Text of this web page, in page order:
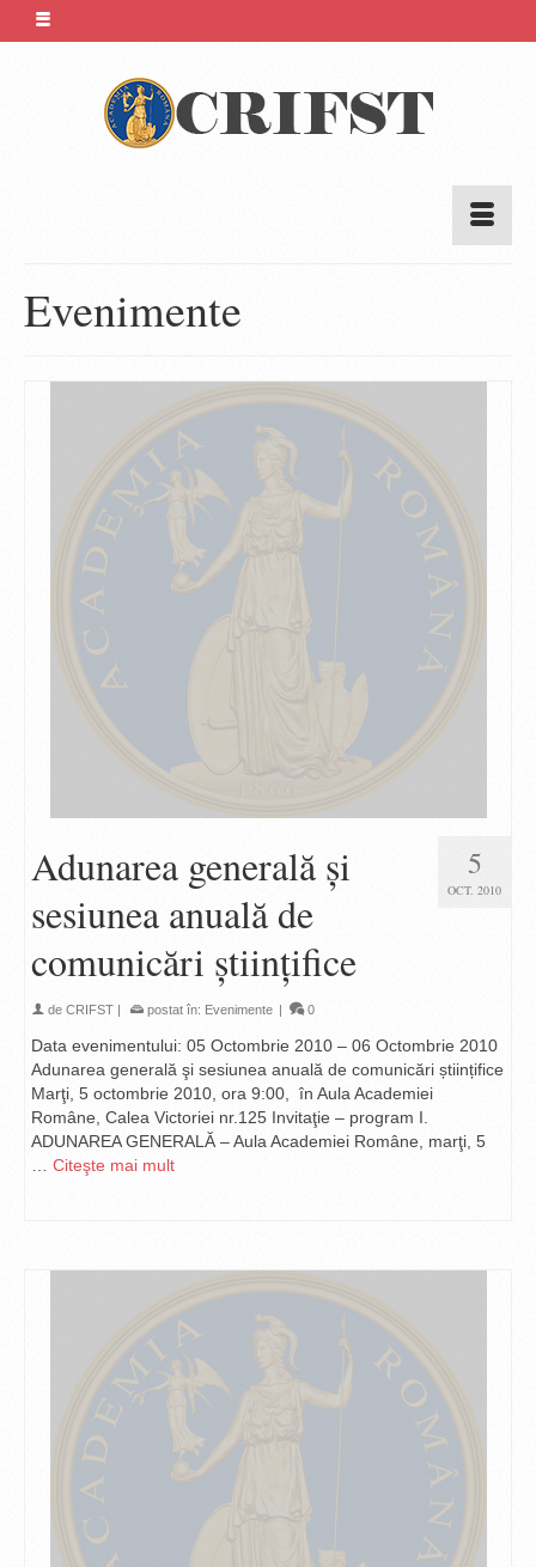
Evenimente
5
OCT. 2010
Adunarea generală şi
sesiunea anuală de
comunicări ştiinţifice
de CRIFST | postat în: Evenimente | 0
Data evenimentului: 05 Octombrie 2010 – 06 Octombrie 2010
Adunarea generală şi sesiunea anuală de comunicări științifice
Marţi, 5 octombrie 2010, ora 9:00, în Aula Academiei
Române, Calea Victoriei nr.125 Invitaţie – program I.
ADUNAREA GENERALĂ – Aula Academiei Române, marţi, 5
Citeşte mai mult